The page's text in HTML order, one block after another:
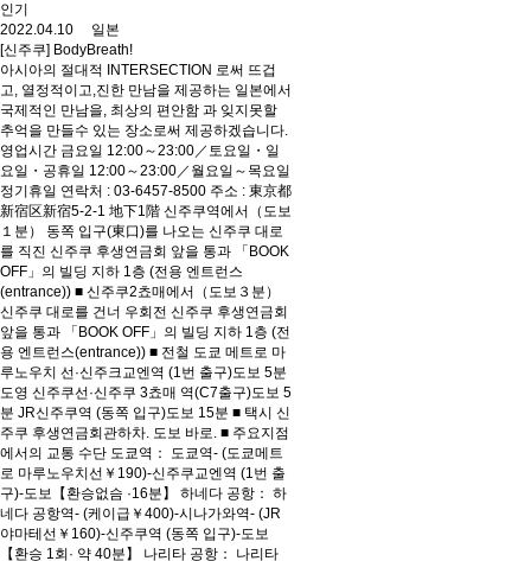
인기
2022.04.10 일본
[신주쿠] BodyBreath!
아시아의 절대적 INTERSECTION 로써 뜨겁
고, 열정적이고,진한 만남을 제공하는 일본에서
국제적인 만남을, 최상의 편안함 과 잊지못할
추억을 만들수 있는 장소로써 제공하겠습니다.
영업시간 금요일 12:00～23:00／토요일・일
요일・공휴일 12:00～23:00／월요일～목요일
정기휴일 연락처 : 03-6457-8500 주소 : 東京都
新宿区新宿5-2-1 地下1階 신주쿠역에서（도보
１분） 동쪽 입구(東口)를 나오는 신주쿠 대로
를 직진 신주쿠 후생연금회 앞을 통과 「BOOK
OFF」의 빌딩 지하 1층 (전용 엔트런스
(entrance)) ■ 신주쿠2쵸매에서（도보３분）
신주쿠 대로를 건너 우회전 신주쿠 후생연금회
앞을 통과 「BOOK OFF」의 빌딩 지하 1층 (전
용 엔트런스(entrance)) ■ 전철 도쿄 메트로 마
루노우치 선·신주크교엔역 (1번 출구)도보 5분
도영 신주쿠선·신주쿠 3쵸매 역(C7출구)도보 5
분 JR신주쿠역 (동쪽 입구)도보 15분 ■ 택시 신
주쿠 후생연금회관하차. 도보 바로. ■ 주요지점
에서의 교통 수단 도쿄역： 도쿄역- (도쿄메트
로 마루노우치선￥190)-신주쿠교엔역 (1번 출
구)-도보【환승없슴 ·16분】 하네다 공항： 하
네다 공항역- (케이급￥400)-시나가와역- (JR
야마테선￥160)-신주쿠역 (동쪽 입구)-도보
【환승 1회· 약 40분】 나리타 공항： 나리타